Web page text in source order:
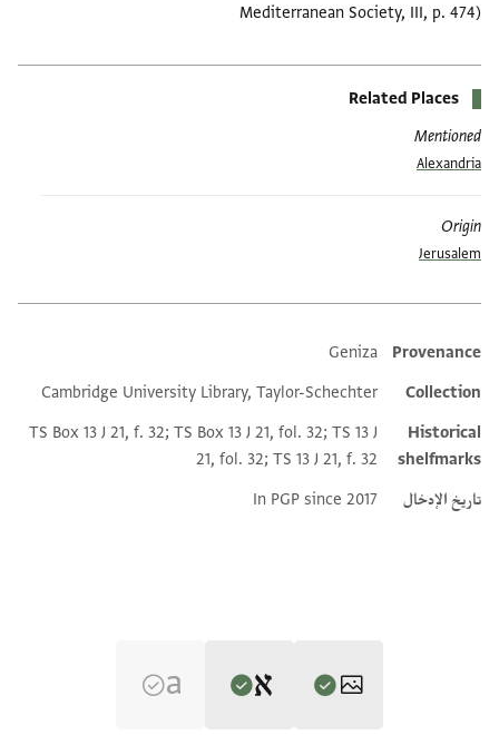
Mediterranean Society, III, p. 474)
Related Places
Mentioned
Alexandria
Origin
Jerusalem
Additional metadata
Provenance
Geniza
Collection
Cambridge University Library, Taylor-Schechter
Historical
shelfmarks
TS Box 13 J 21, f. 32; TS Box 13 J 21, fol. 32; TS 13 J
21, fol. 32; TS 13 J 21, f. 32
تاريخ الإدخال
In PGP since 2017